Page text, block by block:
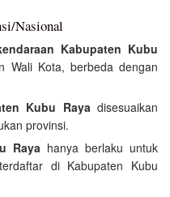
Nasional
Kabupaten Kubu
Wali Kota, berbeda dengan
Kubu Rayadisesuaikan
provinsi.
Raya hanya berlaku untuk
di Kabupaten Kubu